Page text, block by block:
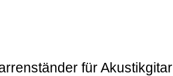
für